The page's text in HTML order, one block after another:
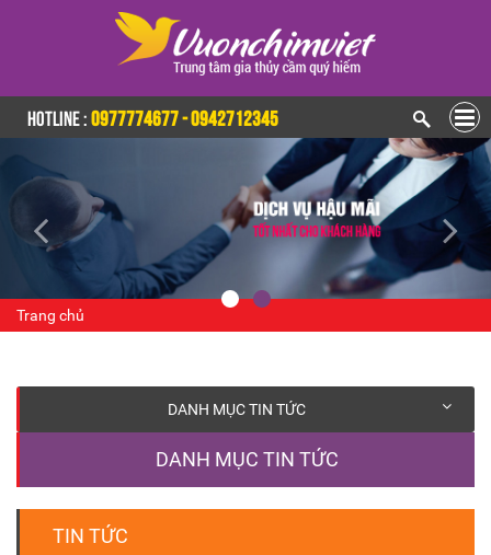
HOTLINE :0977774677 - 0942712345
Trang chủ
DANH MỤC TIN TỨC
DANH MỤC TIN TỨC
TIN TỨC